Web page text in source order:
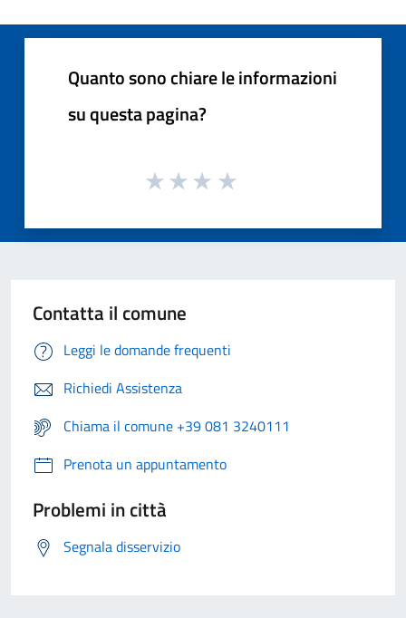
Quanto sono chiare le informazioni
su questa pagina?
Contatta il comune
Leggi le domande frequenti
Richiedi Assistenza
Chiama il comune +39 081 3240111
Prenota un appuntamento
Problemi in città
Segnala disservizio